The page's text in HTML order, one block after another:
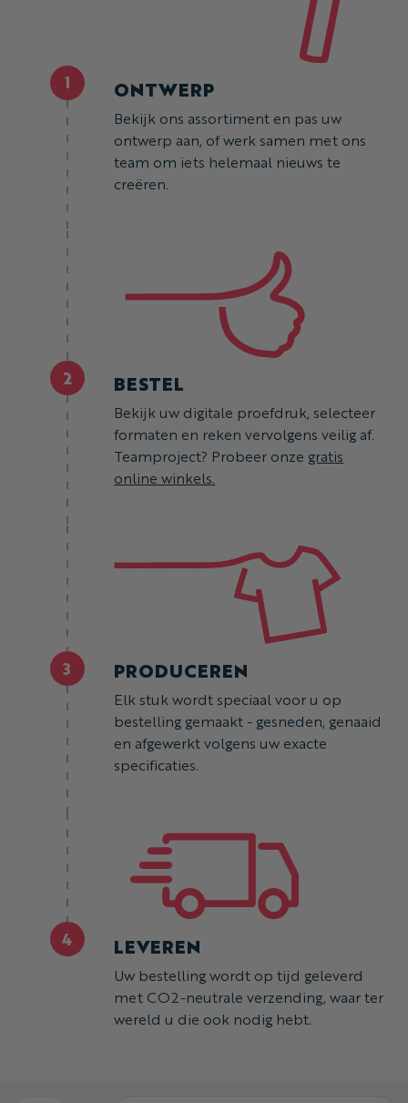
1 ONTWERP
Bekijk ons assortiment en pas uw
ontwerp aan, of werk samen met ons
team om iets helemaal nieuws te
creëren.
2 BESTEL
Bekijk uw digitale proefdruk, selecteer
formaten en reken vervolgens veilig af.
Teamproject? Probeer onze gratis
online winkels.
3 PRODUCEREN
Elk stuk wordt speciaal voor u op
bestelling gemaakt - gesneden, genaaid
en afgewerkt volgens uw exacte
specificaties.
4 LEVEREN
Uw bestelling wordt op tijd geleverd
met CO2-neutrale verzending, waar ter
wereld u die ook nodig hebt.